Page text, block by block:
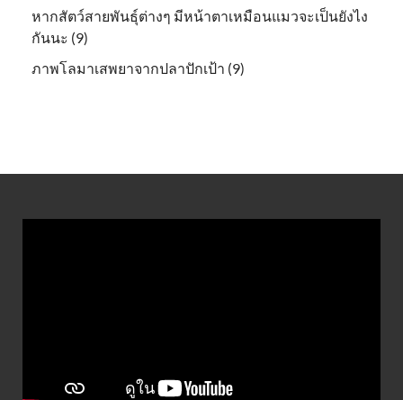
หากสัตว์สายพันธุ์ต่างๆ มีหน้าตาเหมือนแมวจะเป็นยังไง
กันนะ (9)
ภาพโลมาเสพยาจากปลาปักเป้า (9)